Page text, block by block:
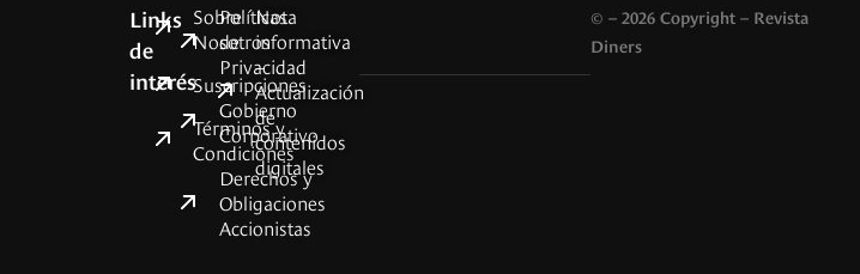
Links
de
interés
Sobre
Nosotros
Suscripciones
Términos y
Condiciones
Políticas
de
Privacidad
Gobierno
Corporativo
Derechos y
Obligaciones
Accionistas
Nota
informativa
–
Actualización
de
contenidos
digitales
© – 2026 Copyright – Revista
Diners